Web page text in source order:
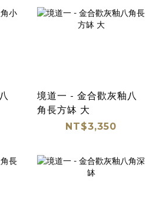
境道一 - 金合歡灰釉八
角長方缽 大
NT$3,350